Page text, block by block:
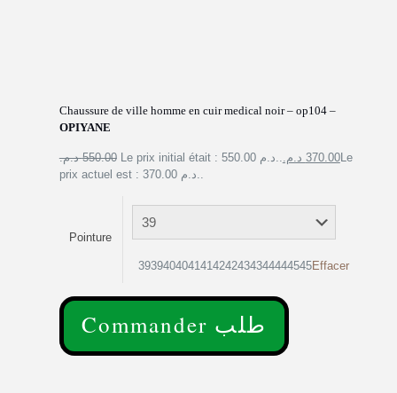
Chaussure de ville homme en cuir medical noir – op104 –
OPIYANE
550.00 د.م. Le prix initial était : 550.00 د.م.. 370.00 د.م.Le
prix actuel est : 370.00 د.م..
Pointure
3939404041414242434344444545Effacer
Commander طلب